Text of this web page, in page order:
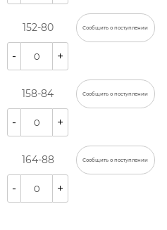
152-80 Сообщить о поступлении
- +
158-84 Сообщить о поступлении
- +
164-88 Сообщить о поступлении
- +